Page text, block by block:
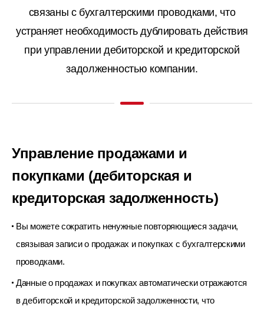
связаны с бухгалтерскими проводками, что
устраняет необходимость дублировать действия
при управлении дебиторской и кредиторской
задолженностью компании.
Управление продажами и
покупками (дебиторская и
кредиторская задолженность)
Вы можете сократить ненужные повторяющиеся задачи,
связывая записи о продажах и покупках с бухгалтерскими
проводками.
Данные о продажах и покупках автоматически отражаются
вдебиторской и кредиторской задолженности, что